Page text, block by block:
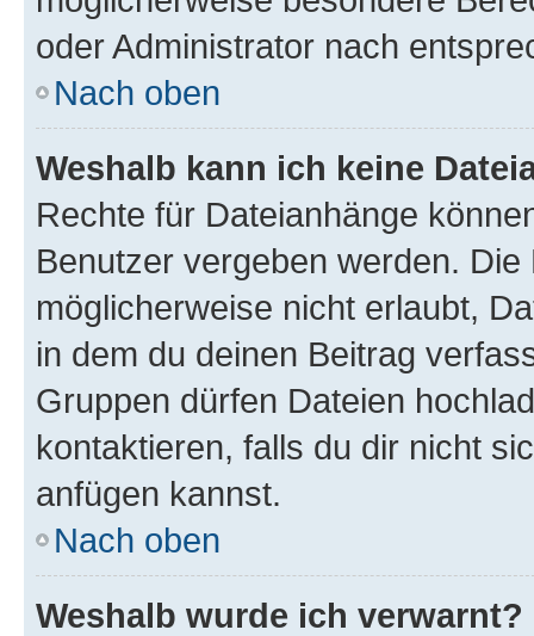
oder Administrator nach
Nach oben
Weshalb kann ich keine
Rechte für Dateianhänge
Benutzer vergeben werden.
möglicherweise nicht erlaubt,
in dem du deinen Beitrag
Gruppen dürfen Dateien
kontaktieren, falls du dir nicht
anfügen kannst.
Nach oben
Weshalb wurde ich verwarnt?